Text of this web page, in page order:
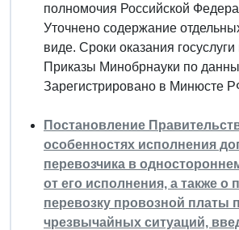
полномочия Российской
Уточнено содержание
виде. Сроки оказания
Приказы Минобрнауки по
Зарегистрировано в Минюсте
Постановление
особенностях исполнения
перевозчика в
от его исполнения, а также о
перевозку провозной платы
чрезвычайных ситуаций,